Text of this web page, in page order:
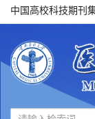
中国高校科技期刊